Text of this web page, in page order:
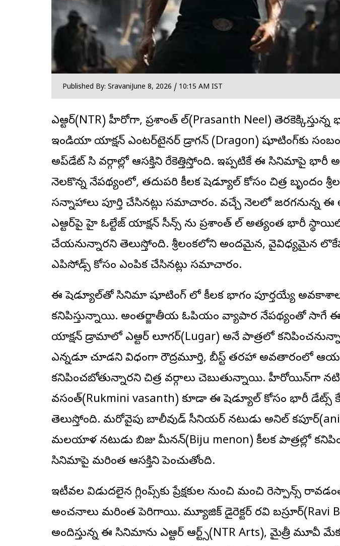
Published By: SravaniJune 8, 2026 / 10:15 AM IST
ఎన్టీఆర్(NTR) హీరోగా, ప్రశాంత్ నీల్(Prasanth Neel)
ఇండియా యాక్షన్ ఎంటర్‌టైనర్ డ్రాగన్ (Dragon) షూటింగ్‌కు
అప్‌డేట్ సినీ వర్గాల్లో ఆసక్తిని రేకెత్తిస్తోంది. ఇప్పటికే ఈ సినిమాపై భారీ
నెలకొన్న నేపథ్యంలో, తదుపరి కీలక షెడ్యూల్ కోసం చిత్ర బృందం
సన్నాహాలు పూర్తి చేసినట్లు సమాచారం. వచ్చే నెలలో జరగనున్న
ఎన్టీఆర్‌పై హై ఓల్టేజ్ యాక్షన్ సీన్స్ ను ప్రశాంత్ నీల్ అత్యంత భారీ
చేయ‌నున్నార‌ని తెలుస్తోంది. శ్రీలంకలోని అందమైన, వైవిధ్యమైన
ఎపిసోడ్స్ కోసం ఎంపిక చేసినట్లు సమాచారం.
ఈ షెడ్యూల్‌తో సినిమా షూటింగ్ లో కీలక భాగం పూర్తయ్యే
కనిపిస్తున్నాయి. అంతర్జాతీయ ఓపియం వ్యాపార నేపథ్యంతో సాగే
యాక్షన్ డ్రామాలో ఎన్టీఆర్ లూగర్(Lugar) అనే పాత్రలో
ఎన్నడూ చూడని విధంగా రౌద్రమూర్తి, బీస్ట్ తరహా అవతారంలో
కనిపించబోతున్నారని చిత్ర వర్గాలు చెబుతున్నాయి. హీరోయిన్‌గా
వసంత్(Rukmini vasanth) కూడా ఈ షెడ్యూల్ కోసం భారీ డేట్స్
తెలుస్తోంది. మరోవైపు బాలీవుడ్ సీనియర్ నటుడు అనిల్
మలయాళ నటుడు బిజు మీనన్(Biju menon) కీలక పాత్రల్లో
సినిమాపై మరింత ఆసక్తిని పెంచుతోంది.
ఇటీవల విడుదలైన గ్లింప్స్‌కు ప్రేక్షకుల నుంచి మంచి రెస్పాన్స్
అంచనాలు మరింత పెరిగాయి. మ్యూజిక్ డైరెక్ట‌ర్ రవి బస్రూర్(Ravi
అందిస్తున్న ఈ సినిమాను ఎన్టీఆర్ ఆర్ట్స్(NTR Arts), మైత్రీ మూవీ